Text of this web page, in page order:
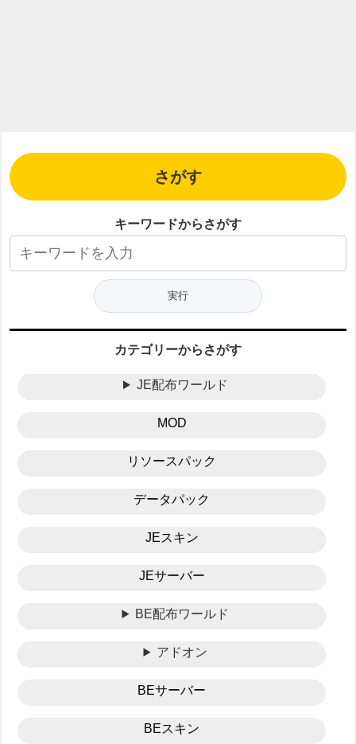
さがす
キーワードからさがす
カテゴリーからさがす
JE配布ワールド
MOD
リソースパック
データパック
JEスキン
JEサーバー
BE配布ワールド
アドオン
BEサーバー
BEスキン